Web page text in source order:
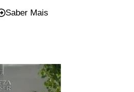
Saber Mais